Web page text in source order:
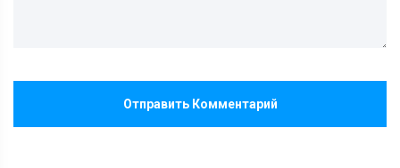
Отправить Комментарий